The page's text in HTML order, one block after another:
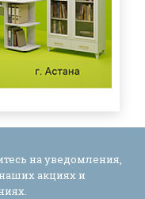
на уведомления,
акциях и